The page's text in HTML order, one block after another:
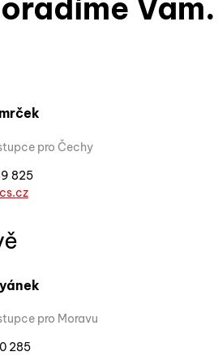
Vám.
pro Čechy
825
pro Moravu
285